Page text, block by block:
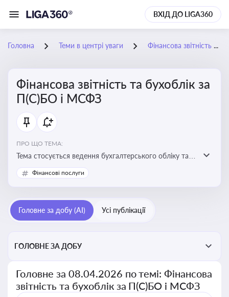
ВХІД ДО LIGA360
Головна Теми в центрі уваги Фінансова звітність та бухоблік за П(С)БО і МСФЗ
Фінансова звітність та бухоблік за
П(С)БО і МСФЗ
ПРО ЩО ТЕМА:
Тема стосується ведення бухгалтерського обліку та
складання фінансової звітності відповідно до
національних і міжнародних стандартів
Фінансові послуги
Головне за добу (AI) Усі публікації
ГОЛОВНЕ ЗА ДОБУ
Головне за 08.04.2026 по темі: Фінансова
звітність та бухоблік за П(С)БО і МСФЗ